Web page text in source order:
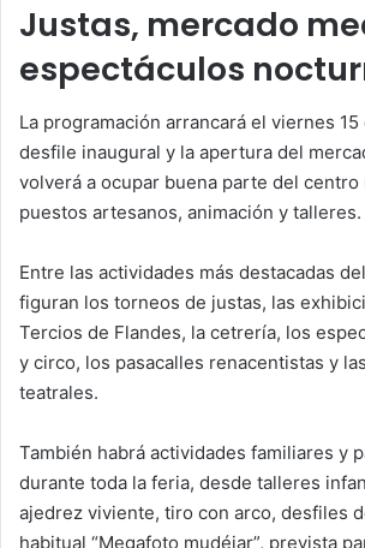
Justas, mercado
espectáculos
La programación arrancará el viernes
desfile inaugural y la apertura del
volverá a ocupar buena parte del centro
puestos artesanos, animación y talleres.
Entre las actividades más destacadas
figuran los torneos de justas, las
Tercios de Flandes, la cetrería, los
y circo, los pasacalles renacentistas y
teatrales.
También habrá actividades familiares y
durante toda la feria, desde talleres
ajedrez viviente, tiro con arco, desfiles
habitual “Megafoto mudéjar”, prevista